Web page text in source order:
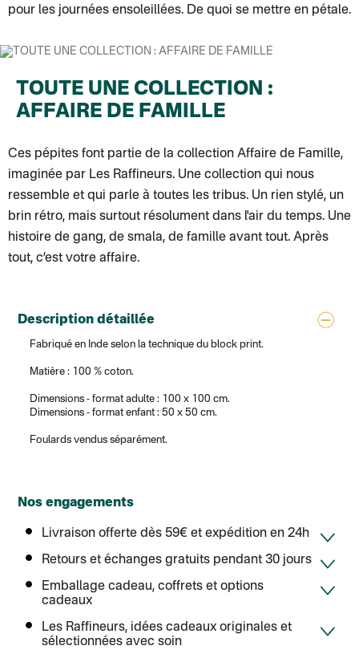
Lettre suivie (expédition Les Fils)
Lettre suivie (expédition La Poupette à Paillettes)
Lettre suivie (expédition par Noémie, la créatrice)
Colissimo suivi (expédition Zebrabook)
Lettre suivie (expédition April Eleven)
Colissimo suivi (expédition Petit Coq)
Lettre suivie (expédition Les mots doux)
Lettre suivie (expédition Atelier Aismée)
Colissimo suivi (expédition Mon Petit Poids)
DPD colis suivi (expédition Bounce)
DPD colis suivi (expédition La Boîte Concept)
Colis suivi (expédition Loia)
Colissimo personnalisé
Colis suivi (expédition Maison Roshi)
Colissimo suivi (expédition Connoisseur)
Colis suivi GLS (expédition Tikino)
Colissimo suivi (expédition par Yamayama)
: Livraison à votre
Colissimo suivi (expédition par Tot): Livraison à votre domicile,
Colissimo suivi (expédition partenaire)
Colissimo suivi (expédition Soundivine)
Colissimo suivi (expédition Cheer Moda)
Colissimo suivi (expédition June & Jane)
Colissimo suivi (expédition Minoe)
Lettre suivie (expédition April Eleven)
Lettre suivie (expédition Les mots doux)
Colissimo suivi (expédition Papier Curieux)
Lettre suivie (expédition Atelier Aismée)
DPD colis suivi (expédition Bounce)
DPD colis suivi (expédition La Boîte Concept)
Colis suivi (expédition Loia)
Colissimo personnalisé
Colissimo suivi (expédition Connoisseur)
Colis suivi GLS (expédition Tikino)
Colissimo suivi (expédition April Eleven)
pour les journées ensoleillées. De quoi se mettre en pétale.
TOUTE UNE COLLECTION :
AFFAIRE DE FAMILLE
Ces pépites font partie de la collection Affaire de Famille,
imaginée par Les Raffineurs. Une collection qui nous
ressemble et qui parle à toutes les tribus. Un rien stylé, un
brin rétro, mais surtout résolument dans l'air du temps. Une
histoire de gang, de smala, de famille avant tout. Après
tout, c’est votre affaire.
Description détaillée
Fabriqué en Inde selon la technique du block print.
Matière : 100 % coton.
Dimensions - format adulte : 100 x 100 cm.
Dimensions - format enfant : 50 x 50 cm.
Foulards vendus séparément.
Nos engagements
Livraison offerte dès 59€ et expédition en 24h
Retours et échanges gratuits pendant 30 jours
Emballage cadeau, coffrets et options
cadeaux
Les Raffineurs, idées cadeaux originales et
sélectionnées avec soin